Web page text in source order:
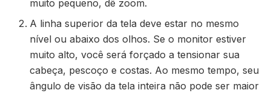
muito pequeno, dê zoom.
A linha superior da tela deve estar no mesmo
nível ou abaixo dos olhos. Se o monitor estiver
muito alto, você será forçado a tensionar sua
cabeça, pescoço e costas. Ao mesmo tempo, seu
ângulo de visão da tela inteira não pode ser maior